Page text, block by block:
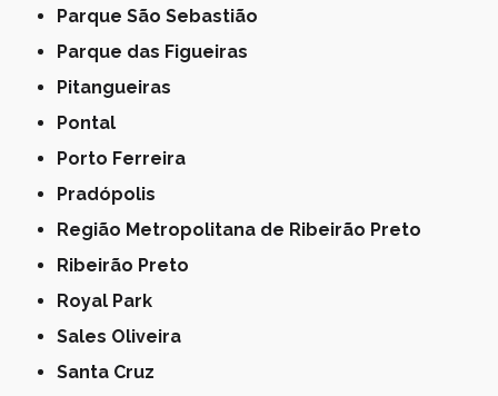
Parque São Sebastião
Parque das Figueiras
Pitangueiras
Pontal
Porto Ferreira
Pradópolis
Região Metropolitana de Ribeirão Preto
Ribeirão Preto
Royal Park
Sales Oliveira
Santa Cruz